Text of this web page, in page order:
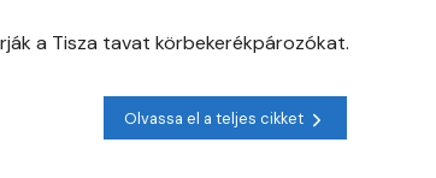
a Tisza tavat körbekerékpározókat.
Olvassa el a teljes cikket